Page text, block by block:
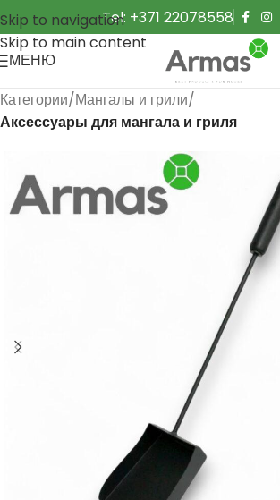
Skip to navigation
Skip to main content
Tel: +371 22078558
МЕНЮ
Категории Мангалы и грили
Аксессуары для мангала и гриля